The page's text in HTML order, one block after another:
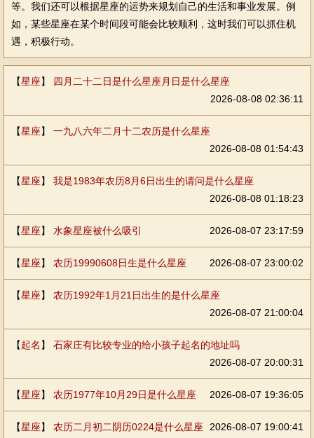
等。我们还可以根据星座的运势来规划自己的生活和事业发展。例
如，某些星座在某个时间段可能会比较顺利，这时我们可以抓住机
遇，积极行动。
【星座】 四月二十二日是什么星座月日是什么星座
2026-08-08 02:36:11
【星座】 一九八六年二月十二农历是什么星座
2026-08-08 01:54:43
【星座】 我是1983年农历8月6日出生的请问是什么星座
2026-08-08 01:18:23
【星座】 水象星座被什么吸引 2026-08-07 23:17:59
【星座】 农历19990608日生是什么星座 2026-08-07 23:00:02
【星座】 农历1992年1月21日出生的是什么星座
2026-08-07 21:00:04
【起名 】 石家庄有比较专业的给小孩子起名的地址吗
2026-08-07 20:00:31
【星座】 农历1977年10月29日是什么星座 2026-08-07 19:36:05
【星座】 农历二月初二阴历0224是什么星座 2026-08-07 19:00:41